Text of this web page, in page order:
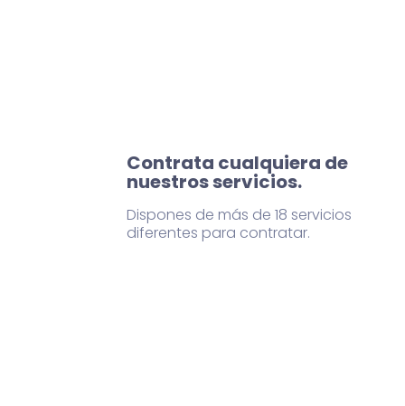
Contrata cualquiera de
nuestros servicios.
Dispones de más de 18 servicios
diferentes para contratar.